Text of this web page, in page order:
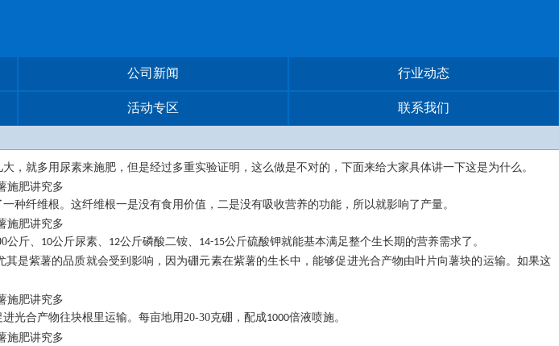
公司新闻 行业动态
活动专区 联系我们
就多用尿素来施肥，但是经过多重实验证明，这么做是不对的，下面来给大家具体讲一下这是为什么。
纤维根。这纤维根一是没有食用价值，二是没有吸收营养的功能，所以就影响了产量。
公斤、 10公斤尿素、 12公斤磷酸二铵、 14-15公斤硫酸钾就能基本满足整个生长期的营养需求了。
是紫薯的品质就会受到影响，因为硼元素在紫薯的生长中，能够促进光合产物由叶片向薯块的运输。如果这
光合产物往块根里运输。每亩地用 20-30克硼，配成1000倍液喷施。